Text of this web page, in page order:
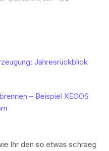
Jahresrückblick
– Beispiel XEOOS
Ihr den so etwas schraeg